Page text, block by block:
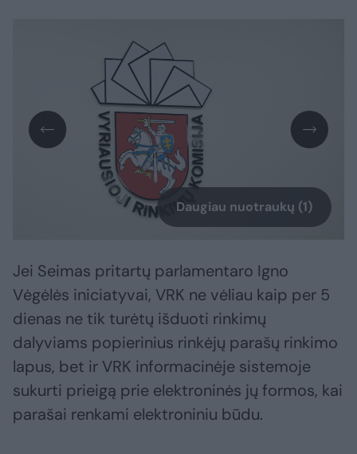
Daugiau nuotraukų (1)
Jei Seimas pritartų parlamentaro Igno
Vėgėlės iniciatyvai, VRK ne vėliau kaip per 5
dienas ne tik turėtų išduoti rinkimų
dalyviams popierinius rinkėjų parašų rinkimo
lapus, bet ir VRK informacinėje sistemoje
sukurti prieigą prie elektroninės jų formos, kai
parašai renkami elektroniniu būdu.